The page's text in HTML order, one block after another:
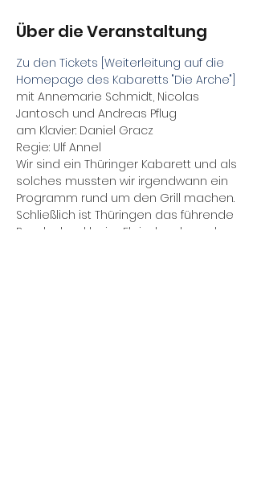
Über die Veranstaltung
Zu den Tickets [Weiterleitung auf die
Homepage des Kabaretts "Die Arche"]
mit Annemarie Schmidt, Nicolas
Jantosch und Andreas Pflug
am Klavier: Daniel Gracz
Regie: Ulf Annel
Wir sind ein Thüringer Kabarett und als
solches mussten wir irgendwann ein
Programm rund um den Grill machen.
Schließlich ist Thüringen das führende
Bundesland beim Fleischverbrauch.